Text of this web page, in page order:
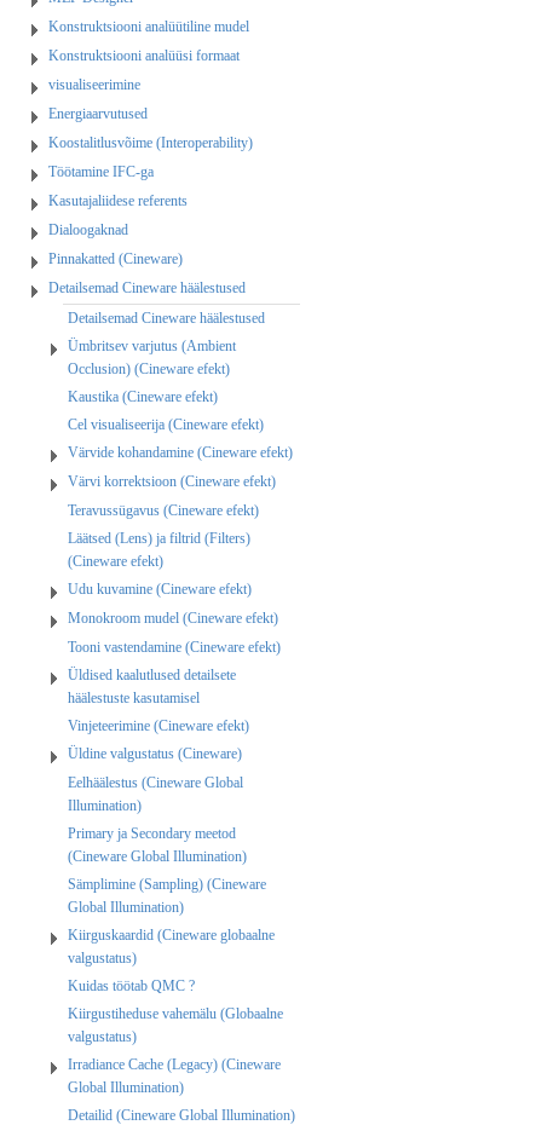
Konstruktsiooni analüütiline mudel
Konstruktsiooni analüüsi formaat
visualiseerimine
Energiaarvutused
Koostalitlusvõime (Interoperability)
Töötamine IFC-ga
Kasutajaliidese referents
Dialoogaknad
Pinnakatted (Cineware)
Detailsemad Cineware häälestused
Detailsemad Cineware häälestused
Ümbritsev varjutus (Ambient
Occlusion) (Cineware efekt)
Kaustika (Cineware efekt)
Cel visualiseerija (Cineware efekt)
Värvide kohandamine (Cineware efekt)
Värvi korrektsioon (Cineware efekt)
Teravussügavus (Cineware efekt)
Läätsed (Lens) ja filtrid (Filters)
(Cineware efekt)
Udu kuvamine (Cineware efekt)
Monokroom mudel (Cineware efekt)
Tooni vastendamine (Cineware efekt)
Üldised kaalutlused detailsete
häälestuste kasutamisel
Vinjeteerimine (Cineware efekt)
Üldine valgustatus (Cineware)
Eelhäälestus (Cineware Global
Illumination)
Primary ja Secondary meetod
(Cineware Global Illumination)
Sämplimine (Sampling) (Cineware
Global Illumination)
Kiirguskaardid (Cineware globaalne
valgustatus)
Kuidas töötab QMC ?
Kiirgustiheduse vahemälu (Globaalne
valgustatus)
Irradiance Cache (Legacy) (Cineware
Global Illumination)
Detailid (Cineware Global Illumination)